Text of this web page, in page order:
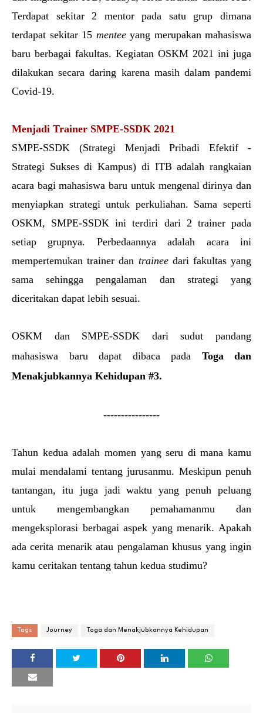
Terdapat sekitar 2 mentor pada satu grup dimana
terdapat sekitar 15 mentee yang merupakan mahasiswa
baru berbagai fakultas. Kegiatan OSKM 2021 ini juga
dilakukan secara daring karena masih dalam pandemi
Covid-19.
Menjadi Trainer SMPE-SSDK 2021
SMPE-SSDK (Strategi Menjadi Pribadi Efektif -
Strategi Sukses di Kampus) di ITB adalah rangkaian
acara bagi mahasiswa baru untuk mengenal dirinya dan
menyiapkan strategi untuk perkuliahan. Sama seperti
OSKM, SMPE-SSDK ini terdiri dari 2 trainer pada
setiap grupnya. Perbedaannya adalah acara ini
mempertemukan trainer dan trainee dari fakultas yang
sama sehingga pengalaman dan strategi yang
diceritakan dapat lebih sesuai.
OSKM dan SMPE-SSDK dari sudut pandang
mahasiswa baru dapat dibaca pada Toga dan
Menakjubkannya Kehidupan #3.
----------------
Tahun kedua adalah momen yang seru di mana kamu
mulai mendalami tentang jurusanmu. Meskipun penuh
tantangan, itu juga jadi waktu yang penuh peluang
untuk mengembangkan pemahamanmu dan
mengeksplorasi berbagai aspek yang menarik. Apakah
ada cerita menarik atau pengalaman khusus yang ingin
kamu ceritakan tentang tahun kedua studimu?
Tags Journey Toga dan Menakjubkannya Kehidupan